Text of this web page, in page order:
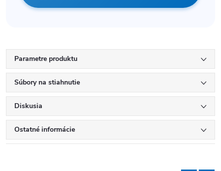
Parametre produktu
Súbory na stiahnutie
Diskusia
Ostatné informácie